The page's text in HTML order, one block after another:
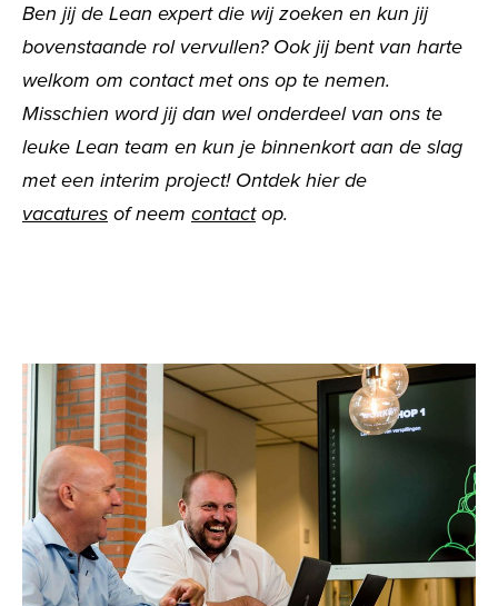
Ben jij de Lean expert die wij zoeken en kun jij
bovenstaande rol vervullen? Ook jij bent van harte
welkom om contact met ons op te nemen.
Misschien word jij dan wel onderdeel van ons te
leuke Lean team en kun je binnenkort aan de slag
met een interim project! Ontdek hier de
vacatures of neem contactop.